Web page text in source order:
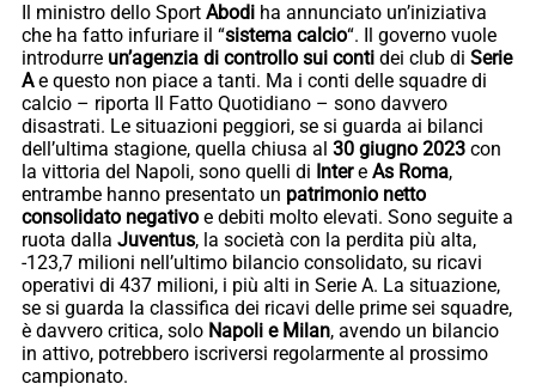
Il ministro dello Sport Abodi ha annunciato un’iniziativa
che ha fatto infuriare il “sistema calcio“. Il governo vuole
introdurre un’agenzia di controllo sui conti dei club di Serie
Ae questo non piace a tanti. Ma i conti delle squadre di
calcio – riporta Il Fatto Quotidiano – sono davvero
disastrati. Le situazioni peggiori, se si guarda ai bilanci
dell’ultima stagione, quella chiusa al 30 giugno 2023 con
la vittoria del Napoli, sono quelli di Intere As Roma,
entrambe hanno presentato un patrimonio netto
consolidato negativo e debiti molto elevati. Sono seguite a
ruota dalla Juventus, la società con la perdita più alta,
-123,7 milioni nell’ultimo bilancio consolidato, su ricavi
operativi di 437 milioni, i più alti in Serie A. La situazione,
se si guarda la classifica dei ricavi delle prime sei squadre,
è davvero critica, solo Napoli e Milan, avendo un bilancio
in attivo, potrebbero iscriversi regolarmente al prossimo
campionato.